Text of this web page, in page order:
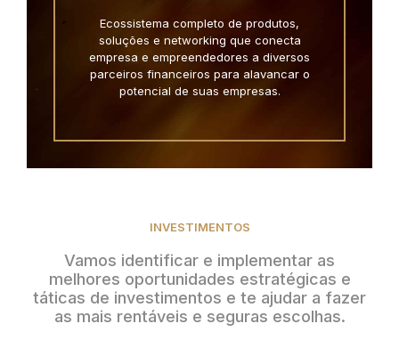
Ecossistema completo de produtos,
soluções e networking que conecta
empresa e empreendedores a diversos
parceiros financeiros para alavancar o
potencial de suas empresas.
INVESTIMENTOS
Vamos identificar e implementar as
melhores oportunidades estratégicas e
táticas de investimentos e te ajudar a fazer
as mais rentáveis e seguras escolhas.